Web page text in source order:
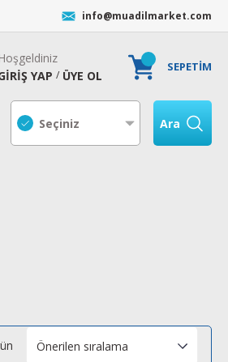
info@muadilmarket.com
Hoşgeldiniz
YAP / ÜYE OL
SEPETİM
Ara